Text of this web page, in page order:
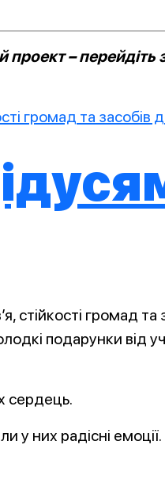
проект –
громад та засобів
громад та
подарунки від
сердець.
у них радісні емоції.